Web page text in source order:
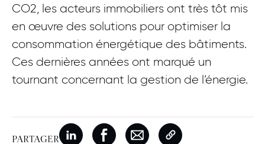
CO2, les acteurs immobiliers ont très tôt mis
en œuvre des solutions pour optimiser la
consommation énergétique des bâtiments.
Ces dernières années ont marqué un
tournant concernant la gestion de l’énergie.
PARTAGER Nouvelle fenêtre
Partager sur Linkedin
Nouvelle fenêtre
Partager sur Facebook
Nouvelle fenêtre
Partager par e-mail
Copier le lien de la